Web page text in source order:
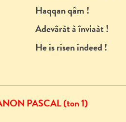
Haqqan qâm !
Adevâràt à înviaàt !
He is risen indeed !
PASCAL (ton 1)